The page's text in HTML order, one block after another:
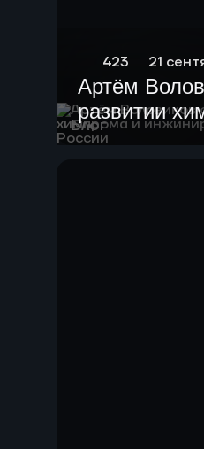
Блог
423 21
Артём
развитии
и